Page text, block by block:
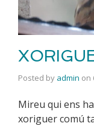
Posted by admin on
Mireu qui ens
xoriguer comú